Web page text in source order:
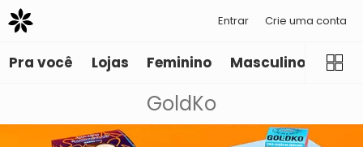
Entrar Crie uma conta
Pra você Lojas Feminino Masculino
GoldKo